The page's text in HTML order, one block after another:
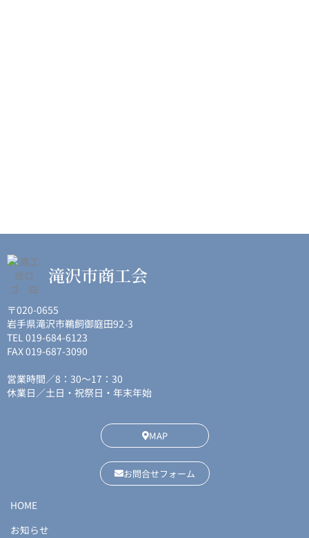
滝沢市商工会
〒020-0655
岩手県滝沢市鵜飼御庭田92-3
TEL 019-684-6123
FAX 019-687-3090
営業時間／8：30〜17：30
休業日／土日・祝祭日・年末年始
MAP
お問合せフォーム
HOME
お知らせ